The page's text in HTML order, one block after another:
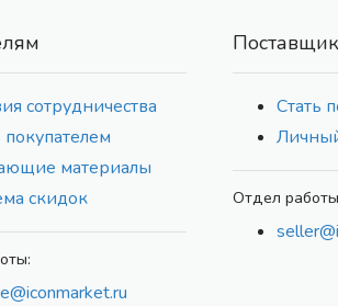
сотрудничества
покупателем
материалы
скидок
Стать
Отдел